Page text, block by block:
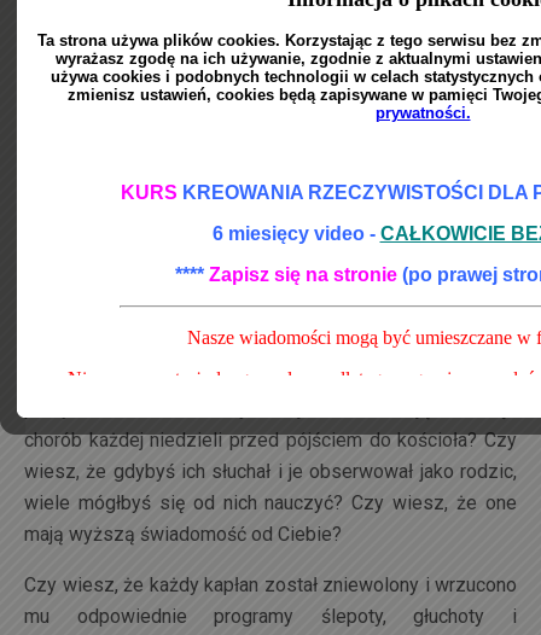
teraz widzisz jak wielkie zniewolenie rzucono w Twoją
rzeczywistość? Czy wiesz, że przyjąłeś to zniewolenie
jako noworodek bez Twojej zgody i wiedzy? Nie wiesz
jak? Czy dałeś się ochrzcić?
jedności ze Źródłem, poprzez bramy kościołów? Czy
jesteś niedorozwinietą duchowo i intelektualnie istotą i
nie potrafisz samemu odnaleźć w sobie Źródła i prawdy?
Czy potrzebujesz być jednak marionetką, która porusza
kończynami w sposób w jaki jej zagrają z ambony? Po co
zatem interesujesz się samorozwojem skoro powielasz
stare programy starej ery? Czy nie masz odwagi
chorób każdej niedzieli przed pójściem do kościoła? Czy
wiesz, że gdybyś ich słuchał i je obserwował jako rodzic,
wiele mógłbyś się od nich nauczyć? Czy wiesz, że one
mają wyższą świadomość od Ciebie?
Czy wiesz, że każdy kapłan został zniewolony i wrzucono
mu odpowiednie programy ślepoty, głuchoty i